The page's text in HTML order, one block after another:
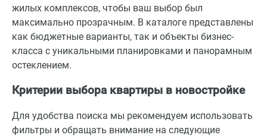
жилых комплексов, чтобы ваш выбор был
максимально прозрачным. В каталоге представлены
как бюджетные варианты, так и объекты бизнес-
класса с уникальными планировками и панорамным
остеклением.
Критерии выбора квартиры в новостройке
Для удобства поиска мы рекомендуем использовать
фильтры и обращать внимание на следующие